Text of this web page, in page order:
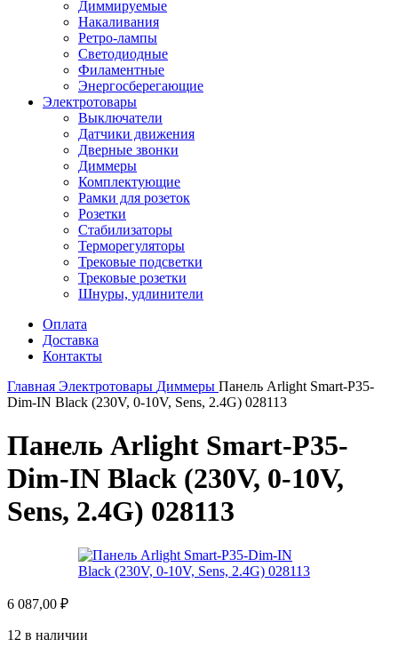
Диммируемые
Накаливания
Ретро-лампы
Светодиодные
Филаментные
Энергосберегающие
Электротовары
Выключатели
Датчики движения
Дверные звонки
Диммеры
Комплектующие
Рамки для розеток
Розетки
Стабилизаторы
Терморегуляторы
Трековые подсветки
Трековые розетки
Шнуры, удлинители
Оплата
Доставка
Контакты
Главная Электротовары Диммеры Панель Arlight Smart-P35-
Dim-IN Black (230V, 0-10V, Sens, 2.4G) 028113
Панель Arlight Smart-P35-
Dim-IN Black (230V, 0-10V,
Sens, 2.4G) 028113
6 087,00 ₽
12 в наличии